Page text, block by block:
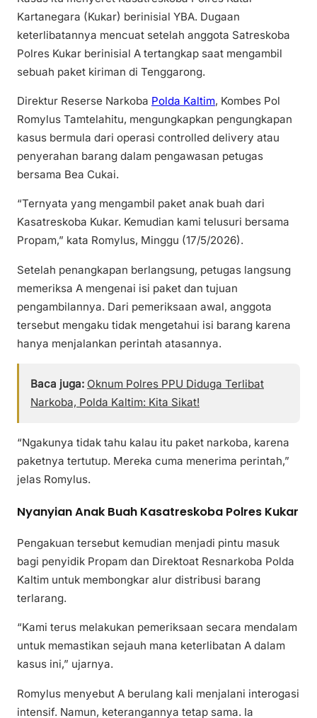
Kartanegara (Kukar) berinisial YBA. Dugaan
keterlibatannya mencuat setelah anggota Satreskoba
Polres Kukar berinisial A tertangkap saat mengambil
sebuah paket kiriman di Tenggarong.
Direktur Reserse Narkoba Polda Kaltim, Kombes Pol
Romylus Tamtelahitu, mengungkapkan pengungkapan
kasus bermula dari operasi controlled delivery atau
penyerahan barang dalam pengawasan petugas
bersama Bea Cukai.
“Ternyata yang mengambil paket anak buah dari
Kasatreskoba Kukar. Kemudian kami telusuri bersama
Propam,” kata Romylus, Minggu (17/5/2026).
Setelah penangkapan berlangsung, petugas langsung
memeriksa A mengenai isi paket dan tujuan
pengambilannya. Dari pemeriksaan awal, anggota
tersebut mengaku tidak mengetahui isi barang karena
hanya menjalankan perintah atasannya.
Baca juga: Oknum Polres PPU Diduga Terlibat
Narkoba, Polda Kaltim: Kita Sikat!
“Ngakunya tidak tahu kalau itu paket narkoba, karena
paketnya tertutup. Mereka cuma menerima perintah,”
jelas Romylus.
Nyanyian Anak Buah Kasatreskoba Polres Kukar
Pengakuan tersebut kemudian menjadi pintu masuk
bagi penyidik Propam dan Direktoat Resnarkoba Polda
Kaltim untuk membongkar alur distribusi barang
terlarang.
“Kami terus melakukan pemeriksaan secara mendalam
untuk memastikan sejauh mana keterlibatan A dalam
kasus ini,” ujarnya.
Romylus menyebut A berulang kali menjalani interogasi
intensif. Namun, keterangannya tetap sama. Ia